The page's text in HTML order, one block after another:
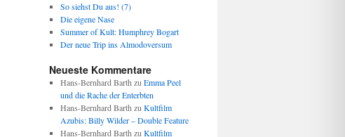
So siehst Du aus! (7)
Die eigene Nase
Summer of Kult: Humphrey Bogart
Der neue Trip ins Almodoversum
Neueste Kommentare
Hans-Bernhard Barth zu Emma Peel
und die Rache der Enterbten
Hans-Bernhard Barth zu Kultfilm
Azubis: Billy Wilder – Double Feature
Hans-Bernhard Barth zu Kultfilm